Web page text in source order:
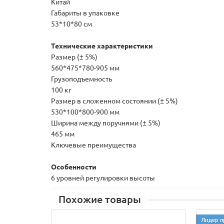
Китай
Габариты в упаковке
53*10*80 см
Технические характеристики
Размер (± 5%)
560*475*780-905 мм
Грузоподъемность
100 кг
Размер в сложенном состоянии (± 5%)
530*100*800-900 мм
Ширина между поручнями (± 5%)
465 мм
Ключевые преимущества
Особенности
6 уровней регулировки высоты
Похожие товары
Лидер